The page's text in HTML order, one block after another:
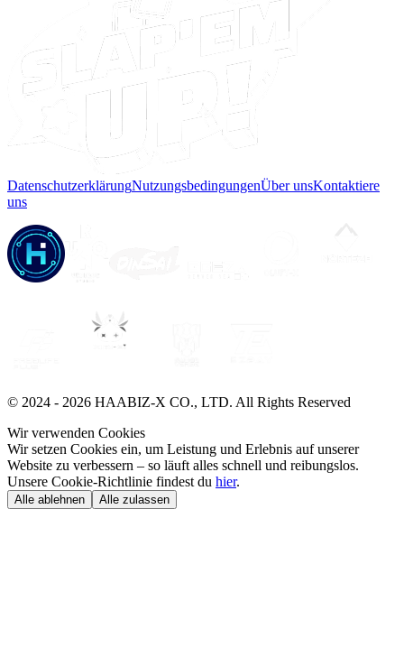
DatenschutzerklärungNutzungsbedingungenÜber unsKontaktiere
uns
© 2024 - 2026 HAABIZ-X CO., LTD. All Rights Reserved
Wir verwenden Cookies
Wir setzen Cookies ein, um Leistung und Erlebnis auf unserer
Website zu verbessern – so läuft alles schnell und reibungslos.
Unsere Cookie-Richtlinie findest du hier.
Alle ablehnen Alle zulassen